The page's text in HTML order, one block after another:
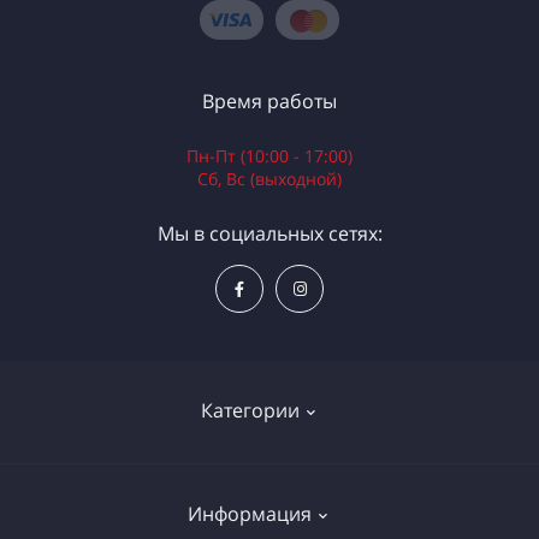
Категории
Электроинструменты
Информация
Время работы
Пн-Пт (10:00 - 17:00)
Сб, Вс (выходной)
Мы в социальных сетях: